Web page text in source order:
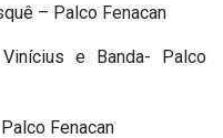
– Palco Fenacan
e Banda- Palco
Fenacan